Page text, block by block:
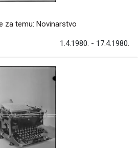
za temu: Novinarstvo
1.4.1980. - 17.4.1980.